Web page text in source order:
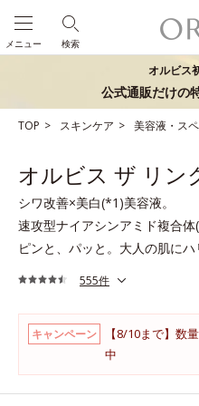
検索
メニュー
オルビス
公式通販だけの
TOP スキンケア 美容液・ス
オルビス ザ リン
シワ改善×美白(*1)美容液。
速攻型ナイアシンアミド複合
ピンと、パッと。大人の肌にハ
555件
キャンペーン
【8/10まで】数
中